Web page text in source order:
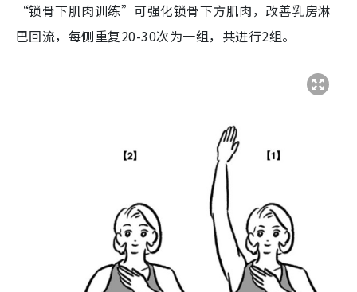
“锁骨下肌肉训练”可强化锁骨下方肌肉，改善乳房淋
巴回流，每侧重复20-30次为一组，共进行2组。